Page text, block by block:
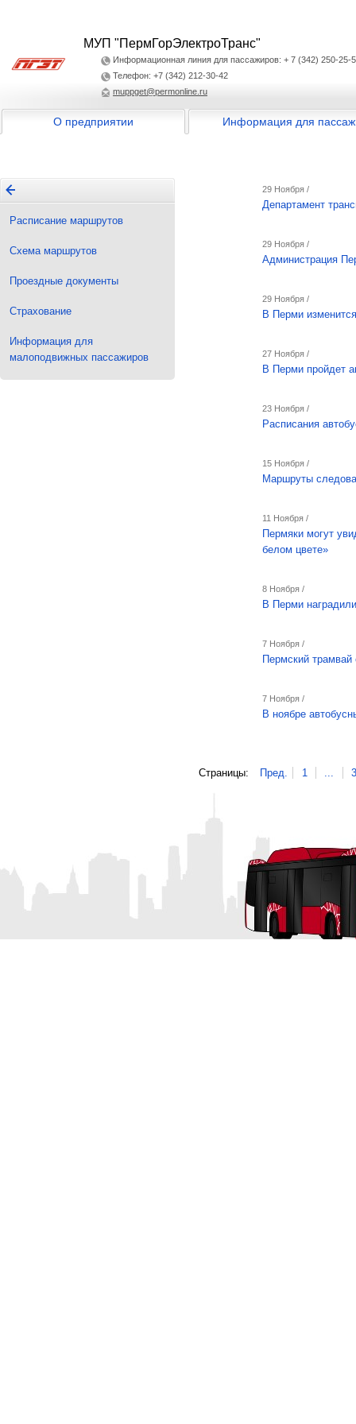
МУП "ПермГорЭлектроТранс"
Информационная линия для пассажиров: + 7 (342) 250-25-
Телефон: +7 (342) 212-30-42
muppget@permonline.ru
О предприятии Информация для
Расписание маршрутов
Схема маршрутов
Проездные документы
Страхование
Информация для
малоподвижных пассажиров
29 Ноября /
Департамент
29 Ноября /
Администрация
29 Ноября /
В Перми
27 Ноября /
В Перми пройдет
23 Ноября /
Расписания
15 Ноября /
Маршруты
11 Ноября /
Пермяки могут
белом цвете»
8 Ноября /
В Перми
7 Ноября /
Пермский
7 Ноября /
В ноябре
Страницы: Пред. 1